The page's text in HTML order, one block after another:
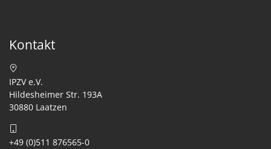
Kontakt
IPZV e.V.
Hildesheimer Str. 193A
30880 Laatzen
+49 (0)511 876565-0